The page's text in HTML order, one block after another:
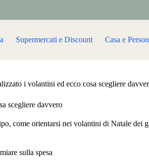
Supermercati e Discount Casa e
i volantini ed ecco cosa scegliere
scegliere davvero
come orientarsi nei volantini di Natale dei
sulla spesa